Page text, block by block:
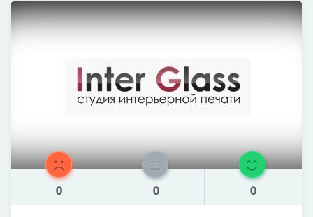
0 0 0